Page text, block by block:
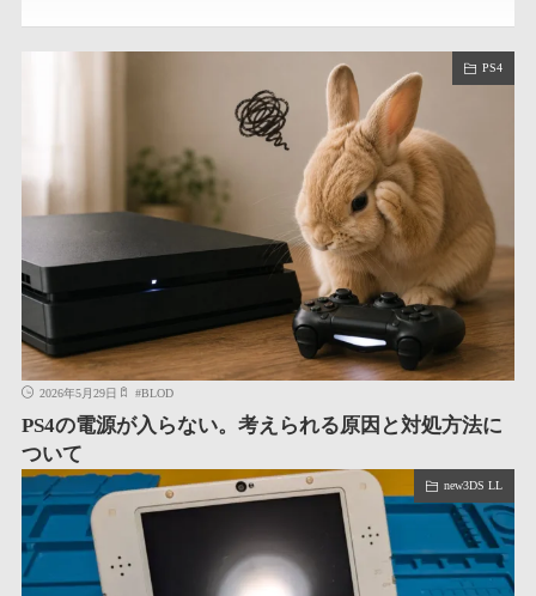
PS4
2026年5月29日 #BLOD
PS4の電源が入らない。考えられる原因と対処方法に
ついて
new3DS LL